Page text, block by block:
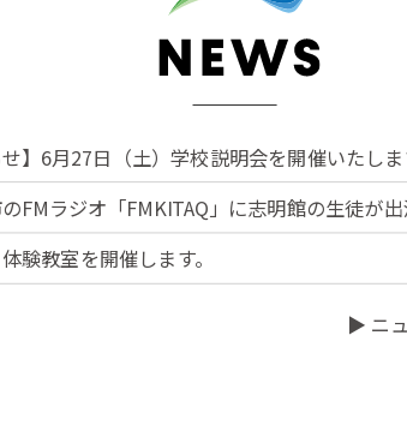
せ】6月27日（土）学校説明会を開催いたしま
FMラジオ「FMKITAQ」に志明館の生徒が出
験教室を開催します。
▶ ニ